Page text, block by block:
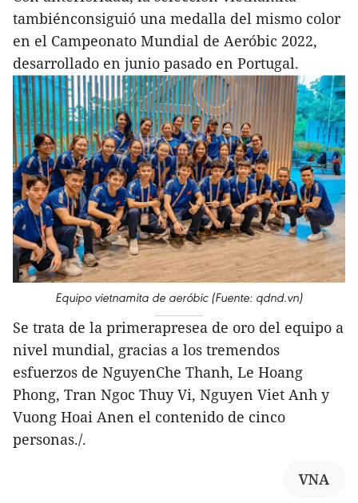
tambiénconsiguió una medalla del mismo color
en el Campeonato Mundial de Aeróbic 2022,
desarrollado en junio pasado en Portugal.
Equipo vietnamita de aeróbic (Fuente: qdnd.vn)
Se trata de la primerapresea de oro del equipo a
nivel mundial, gracias a los tremendos
esfuerzos de NguyenChe Thanh, Le Hoang
Phong, Tran Ngoc Thuy Vi, Nguyen Viet Anh y
Vuong Hoai Anen el contenido de cinco
personas./.
VNA